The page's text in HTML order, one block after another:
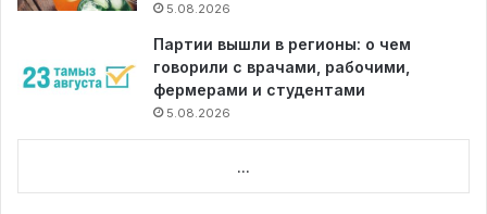
5.08.2026
Партии вышли в регионы: о чем
говорили с врачами, рабочими,
фермерами и студентами
5.08.2026
...